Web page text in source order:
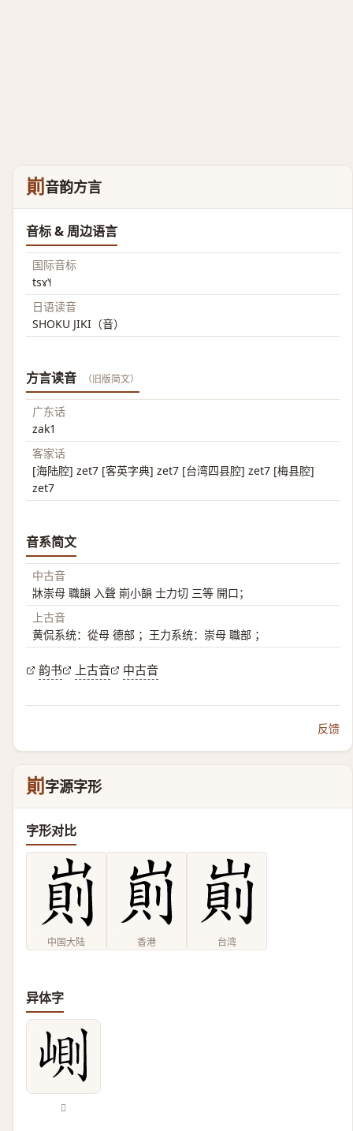
崱音韵方言
音标 & 周边语言
国际音标
tsɤ˥˧
日语读音
SHOKU JIKI（音）
方言读音 （旧版简文）
广东话
zak1
客家话
[海陆腔] zet7 [客英字典] zet7 [台湾四县腔] zet7 [梅县腔]
zet7
音系简文
中古音
牀崇母 職韻 入聲 崱小韻 士力切 三等 開口；
上古音
黄侃系统：從母 德部 ；王力系统：崇母 職部 ；
韵书 上古音 中古音
反馈
崱字源字形
字形对比
中国大陆 香港 台湾
异体字
𡺢